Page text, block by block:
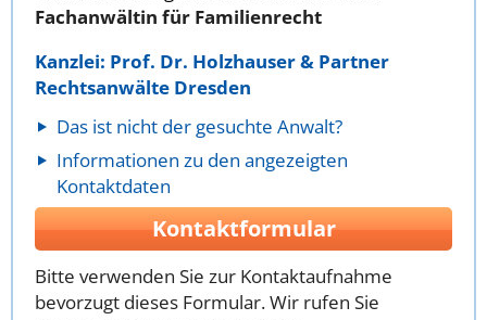
Fachanwältin für Familienrecht
Kanzlei: Prof. Dr. Holzhauser & Partner
Rechtsanwälte Dresden
Das ist nicht der gesuchte Anwalt?
Informationen zu den angezeigten
Kontaktdaten
Kontaktformular
Bitte verwenden Sie zur Kontaktaufnahme
bevorzugt dieses Formular. Wir rufen Sie